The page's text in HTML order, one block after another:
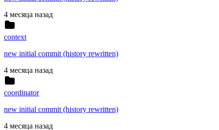
4 месяца назад
context
new initial commit (history rewritten)
4 месяца назад
coordinator
new initial commit (history rewritten)
4 месяца назад